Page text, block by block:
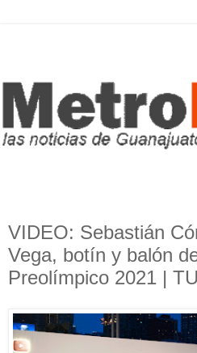
VIDEO: Sebastián
Vega, botín y balón
Preolímpico 2021 |